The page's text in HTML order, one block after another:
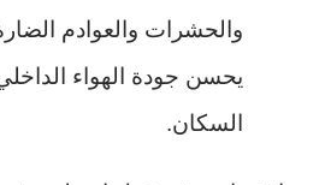
والحشرات والعوادم
يحسن جودة الهواء
السكان.